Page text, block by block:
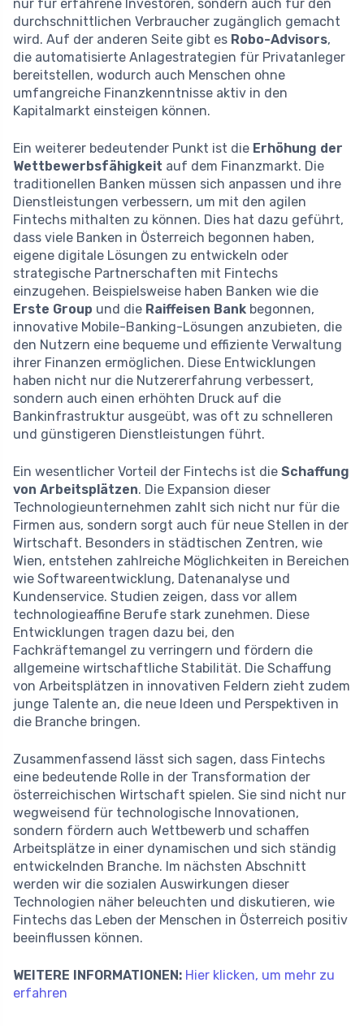
nur für erfahrene Investoren, sondern auch für den
durchschnittlichen Verbraucher zugänglich gemacht
wird. Auf der anderen Seite gibt es Robo-Advisors,
die automatisierte Anlagestrategien für Privatanleger
bereitstellen, wodurch auch Menschen ohne
umfangreiche Finanzkenntnisse aktiv in den
Kapitalmarkt einsteigen können.
Ein weiterer bedeutender Punkt ist die Erhöhung der
Wettbewerbsfähigkeit auf dem Finanzmarkt. Die
traditionellen Banken müssen sich anpassen und ihre
Dienstleistungen verbessern, um mit den agilen
Fintechs mithalten zu können. Dies hat dazu geführt,
dass viele Banken in Österreich begonnen haben,
eigene digitale Lösungen zu entwickeln oder
strategische Partnerschaften mit Fintechs
einzugehen. Beispielsweise haben Banken wie die
Erste Group und die Raiffeisen Bank begonnen,
innovative Mobile-Banking-Lösungen anzubieten, die
den Nutzern eine bequeme und effiziente Verwaltung
ihrer Finanzen ermöglichen. Diese Entwicklungen
haben nicht nur die Nutzererfahrung verbessert,
sondern auch einen erhöhten Druck auf die
Bankinfrastruktur ausgeübt, was oft zu schnelleren
und günstigeren Dienstleistungen führt.
Ein wesentlicher Vorteil der Fintechs ist die Schaffung
von Arbeitsplätzen. Die Expansion dieser
Technologieunternehmen zahlt sich nicht nur für die
Firmen aus, sondern sorgt auch für neue Stellen in der
Wirtschaft. Besonders in städtischen Zentren, wie
Wien, entstehen zahlreiche Möglichkeiten in Bereichen
wie Softwareentwicklung, Datenanalyse und
Kundenservice. Studien zeigen, dass vor allem
technologieaffine Berufe stark zunehmen. Diese
Entwicklungen tragen dazu bei, den
Fachkräftemangel zu verringern und fördern die
allgemeine wirtschaftliche Stabilität. Die Schaffung
von Arbeitsplätzen in innovativen Feldern zieht zudem
junge Talente an, die neue Ideen und Perspektiven in
die Branche bringen.
Zusammenfassend lässt sich sagen, dass Fintechs
eine bedeutende Rolle in der Transformation der
österreichischen Wirtschaft spielen. Sie sind nicht nur
wegweisend für technologische Innovationen,
sondern fördern auch Wettbewerb und schaffen
Arbeitsplätze in einer dynamischen und sich ständig
entwickelnden Branche. Im nächsten Abschnitt
werden wir die sozialen Auswirkungen dieser
Technologien näher beleuchten und diskutieren, wie
Fintechs das Leben der Menschen in Österreich positiv
beeinflussen können.
WEITERE INFORMATIONEN: Hier klicken, um mehr zu
erfahren